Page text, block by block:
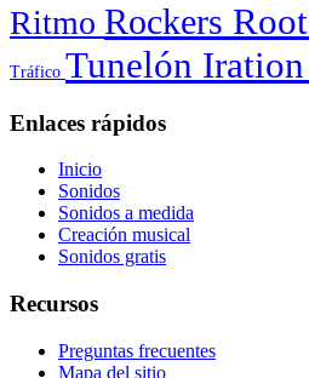
Ritmo Rockers
Tráfico Tunelón Iration
Enlaces rápidos
Inicio
Sonidos
Sonidos a medida
Creación musical
Sonidos gratis
Recursos
Preguntas frecuentes
Mapa del sitio